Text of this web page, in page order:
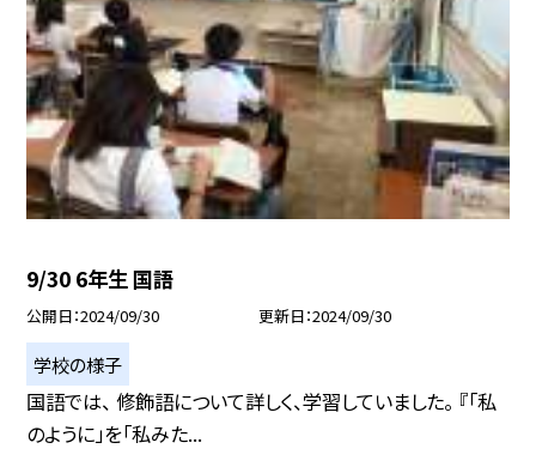
9/30 6年生 国語
公開日 2024/09/30 更新日 2024/09/30
学校の様子
国語では、 修飾語について詳しく、学習していました。 『「私
のように」を「私みた...